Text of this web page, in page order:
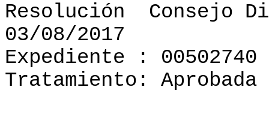
Resolución
Consejo
03/08/2017
Expediente : 00502740
Tratamiento: Aprobada